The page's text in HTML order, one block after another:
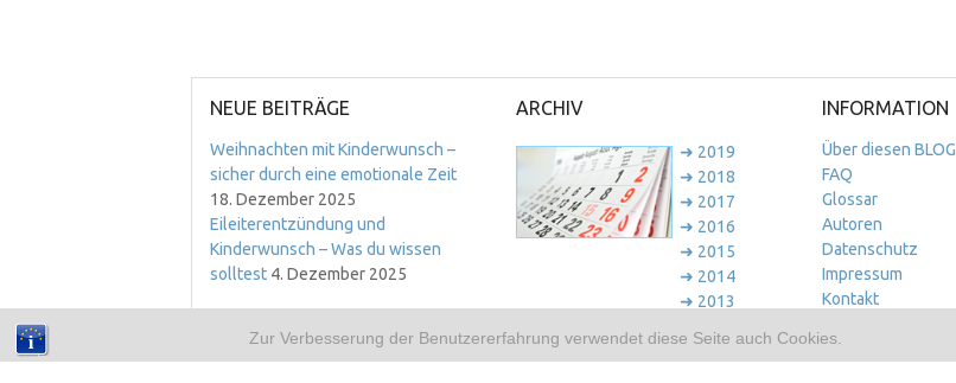
Zur Verbesserung der Benutzererfahrung verwendet diese Seite auch Cookies.
NEUE BEITRÄGE
Weihnachten mit Kinderwunsch –
sicher durch eine emotionale Zeit
18. Dezember 2025
Eileiterentzündung und
Kinderwunsch – Was du wissen
solltest 4. Dezember 2025
ARCHIV
➜ 2019
➜ 2018
➜ 2017
➜ 2016
➜ 2015
➜ 2014
➜ 2013
INFORMATION
Über diesen BLOG
FAQ
Glossar
Autoren
Datenschutz
Impressum
Kontakt